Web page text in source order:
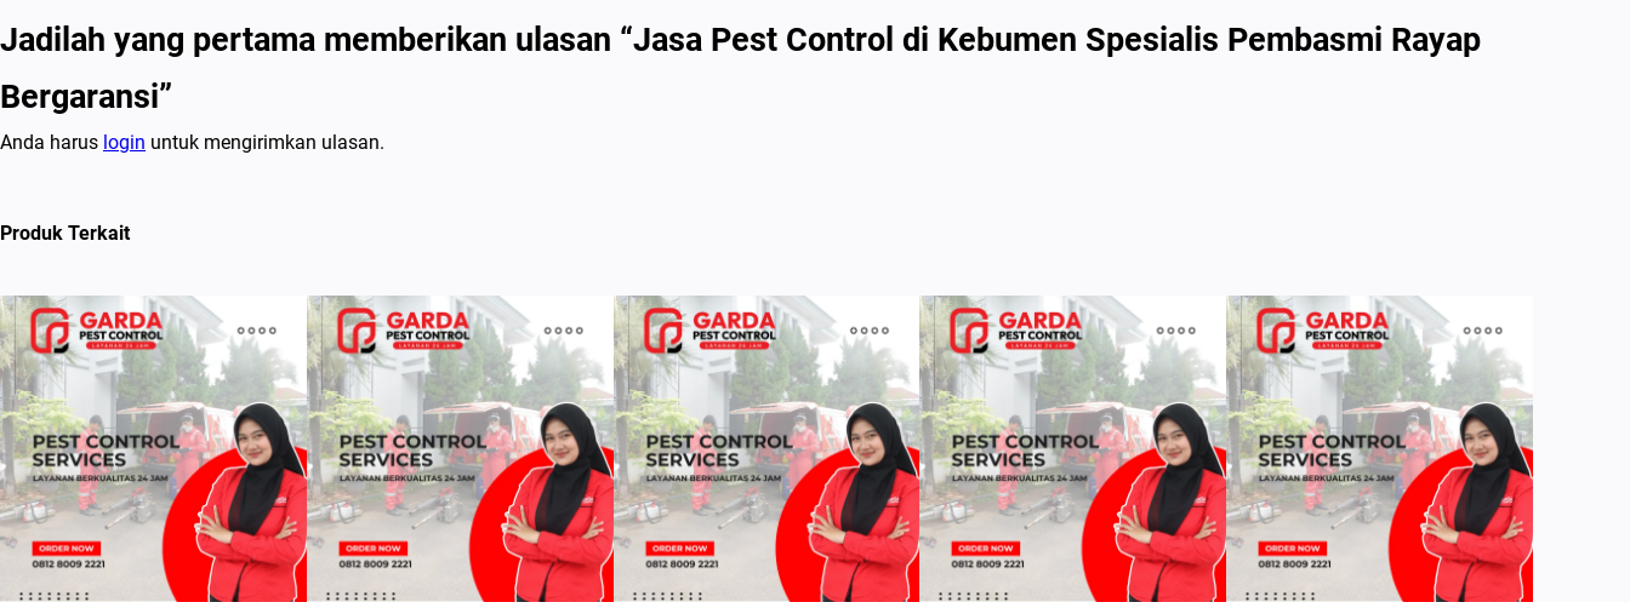
a
a
n
s
Jadilah yang pertama memberikan ulasan “Jasa Pest Control di Kebumen Spesialis Pembasmi Rayap
Bergaransi”
Anda harus login untuk mengirimkan ulasan.
Produk Terkait